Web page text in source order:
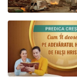
guvernul chinez
am fi
Este bine
prezbiterii